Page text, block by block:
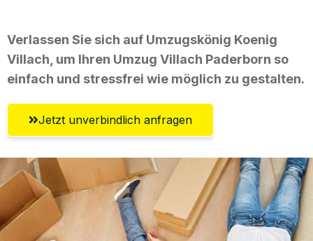
Verlassen Sie sich auf Umzugskönig Koenig
Villach, um Ihren Umzug Villach Paderborn so
einfach und stressfrei wie möglich zu gestalten.
Jetzt unverbindlich anfragen